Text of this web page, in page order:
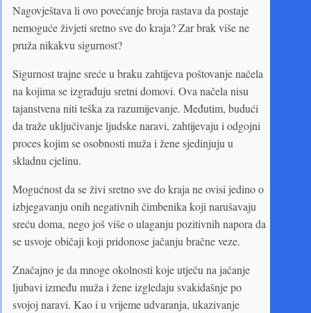
Nagovještava li ovo povećanje broja rastava da postaje
nemoguće živjeti sretno sve do kraja? Zar brak više ne
pruža nikakvu sigurnost?
Sigurnost trajne sreće u braku zahtijeva poštovanje načela
na kojima se izgrađuju sretni domovi. Ova načela nisu
tajanstvena niti teška za razumijevanje. Međutim, budući
da traže uključivanje ljudske naravi, zahtijevaju i odgojni
proces kojim se osobnosti muža i žene sjedinjuju u
skladnu cjelinu.
Mogućnost da se živi sretno sve do kraja ne ovisi jedino o
izbjegavanju onih negativnih čimbenika koji narušavaju
sreću doma, nego još više o ulaganju pozitivnih napora da
se usvoje običaji koji pridonose jačanju bračne veze.
Značajno je da mnoge okolnosti koje utječu na jačanje
ljubavi između muža i žene izgledaju svakidašnje po
svojoj naravi. Kao i u vrijeme udvaranja, ukazivanje